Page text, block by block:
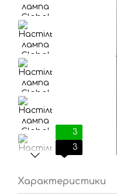
3
3
Характеристики